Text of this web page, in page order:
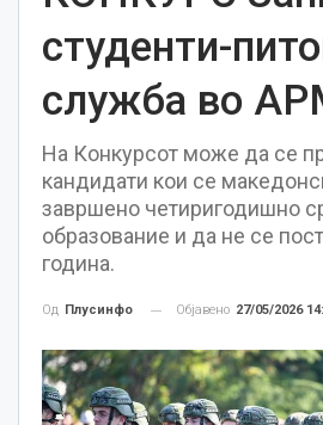
студенти-
служба во
На Конкурсот може да се
кандидати кои се
завршено четиригодишно
образование и да не се
година.
Од Плусинфо Објавено 27/05/2026